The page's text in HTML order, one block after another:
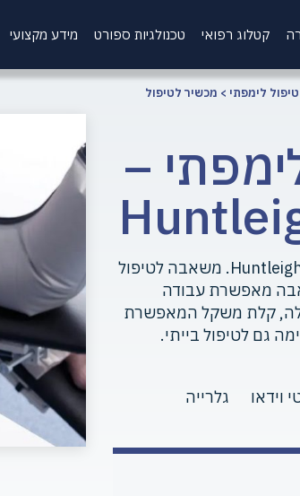
קטלוג רפואי טכנולגיות ספורט מידע מקצועי
טיפול לימפתי > מכשיר לטיפול
–
משאבת HYDROVEN 3, מתוצרת Huntleigh Diagnostic. משאבה לטיפול
מאפשרת עבודה
קלת משקל המאפשרת
גם לטיפול בייתי.
וידאו גלרייה